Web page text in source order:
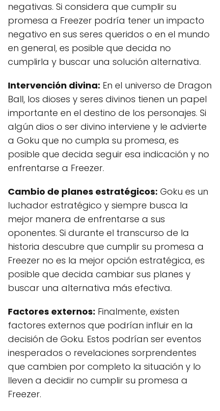
negativas. Si considera que cumplir su
promesa a Freezer podría tener un impacto
negativo en sus seres queridos o en el mundo
en general, es posible que decida no
cumplirla y buscar una solución alternativa.
Intervención divina: En el universo de Dragon
Ball, los dioses y seres divinos tienen un papel
importante en el destino de los personajes. Si
algún dios o ser divino interviene y le advierte
a Goku que no cumpla su promesa, es
posible que decida seguir esa indicación y no
enfrentarse a Freezer.
Cambio de planes estratégicos: Goku es un
luchador estratégico y siempre busca la
mejor manera de enfrentarse a sus
oponentes. Si durante el transcurso de la
historia descubre que cumplir su promesa a
Freezer no es la mejor opción estratégica, es
posible que decida cambiar sus planes y
buscar una alternativa más efectiva.
Factores externos: Finalmente, existen
factores externos que podrían influir en la
decisión de Goku. Estos podrían ser eventos
inesperados o revelaciones sorprendentes
que cambien por completo la situación y lo
lleven a decidir no cumplir su promesa a
Freezer.